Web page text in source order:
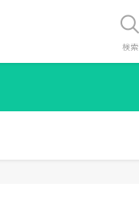
検索